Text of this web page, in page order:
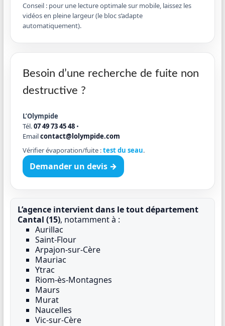
Conseil : pour une lecture optimale sur mobile, laissez les
vidéos en pleine largeur (le bloc s’adapte
automatiquement).
Besoin d’une recherche de fuite non
destructive ?
L’Olympide
Tél.07 49 73 45 48•
Emailcontact@lolympide.com
Vérifier évaporation/fuite :test du seau.
Demander un devis →
L’agence intervient dans le tout département
Cantal (15), notamment à :
Aurillac
Saint-Flour
Arpajon-sur-Cère
Mauriac
Ytrac
Riom-ès-Montagnes
Maurs
Murat
Naucelles
Vic-sur-Cère